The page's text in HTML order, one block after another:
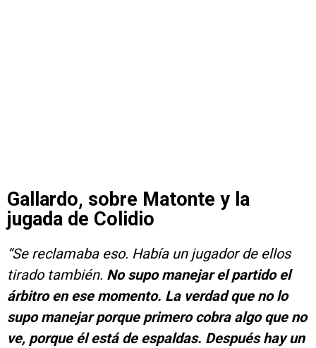
Gallardo, sobre Matonte y la
jugada de Colidio
“Se reclamaba eso. Había un jugador de ellos
tirado también. No supo manejar el partido el
árbitro en ese momento. La verdad que no lo
supo manejar porque primero cobra algo que no
ve, porque él está de espaldas. Después hay un